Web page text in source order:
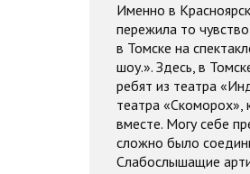
Именно в
пережила то
в Томске на
шоу.». Здесь, в
ребят из театра
театра «Скоморох»,
вместе. Могу себе
сложно было
Слабослышащие